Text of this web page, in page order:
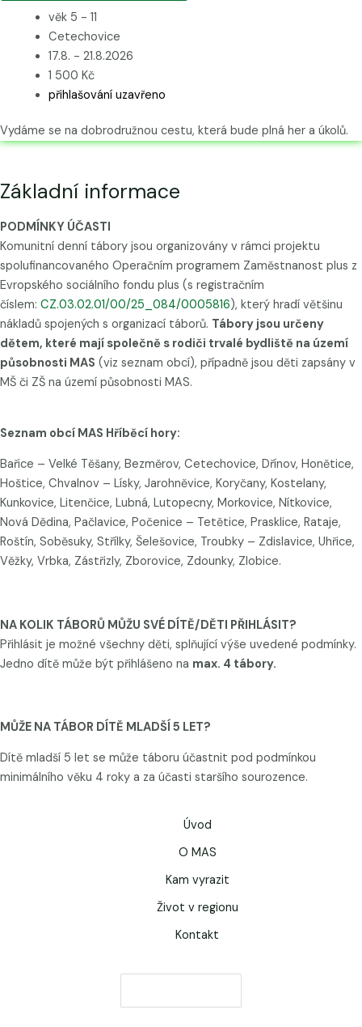
věk 5 - 11
Cetechovice
17.8. - 21.8.2026
1 500 Kč
přihlašování uzavřeno
Vydáme se na dobrodružnou cestu, která bude plná her a úkolů.
Základní informace
PODMÍNKY ÚČASTI
Komunitní denní tábory jsou organizovány v rámci projektu
spolufinancovaného Operačním programem Zaměstnanost plus z
Evropského sociálního fondu plus (s registračním
číslem: CZ.03.02.01/00/25_084/0005816), který hradí většinu
nákladů spojených s organizací táborů. Tábory jsou určeny
dětem, které mají společně s rodiči trvalé bydliště na území
působnosti MAS (viz seznam obcí), případně jsou děti zapsány v
MŠ či ZŠ na území působnosti MAS.
Seznam obcí MAS Hříběcí hory:
Bařice – Velké Těšany, Bezměrov, Cetechovice, Dřínov, Honětice,
Hoštice, Chvalnov – Lísky, Jarohněvice, Koryčany, Kostelany,
Kunkovice, Litenčice, Lubná, Lutopecny, Morkovice, Nítkovice,
Nová Dědina, Pačlavice, Počenice – Tetětice, Prasklice, Rataje,
Roštín, Soběsuky, Střílky, Šelešovice, Troubky – Zdislavice, Uhřice,
Věžky, Vrbka, Zástřizly, Zborovice, Zdounky, Zlobice.
NA KOLIK TÁBORŮ MŮŽU SVÉ DÍTĚ/DĚTI PŘIHLÁSIT?
Přihlásit je možné všechny děti, splňující výše uvedené podmínky.
Jedno dítě může být přihlášeno na max. 4 tábory.
MŮŽE NA TÁBOR DÍTĚ MLADŠÍ 5 LET?
Dítě mladší 5 let se může táboru účastnit pod podmínkou
minimálního věku 4 roky a za účasti staršího sourozence.
Úvod
O MAS
Kam vyrazit
Život v regionu
Kontakt